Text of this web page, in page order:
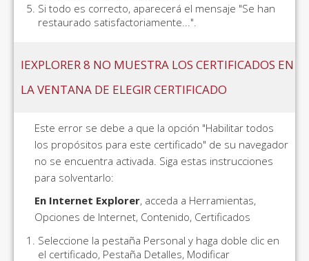
Si todo es correcto, aparecerá el mensaje "Se han
restaurado satisfactoriamente...".
IEXPLORER 8 NO MUESTRA LOS CERTIFICADOS EN
LA VENTANA DE ELEGIR CERTIFICADO
Este error se debe a que la opción "Habilitar todos
los propósitos para este certificado" de su navegador
no se encuentra activada. Siga estas instrucciones
para solventarlo:
En Internet Explorer, acceda a Herramientas,
Opciones de Internet, Contenido, Certificados
Seleccione la pestaña Personal y haga doble clic en
el certificado, Pestaña Detalles, Modificar